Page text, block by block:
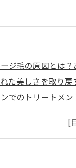
ジ毛の原因とは
た美しさを取り
でのトリートメ
ージ毛再生成功談